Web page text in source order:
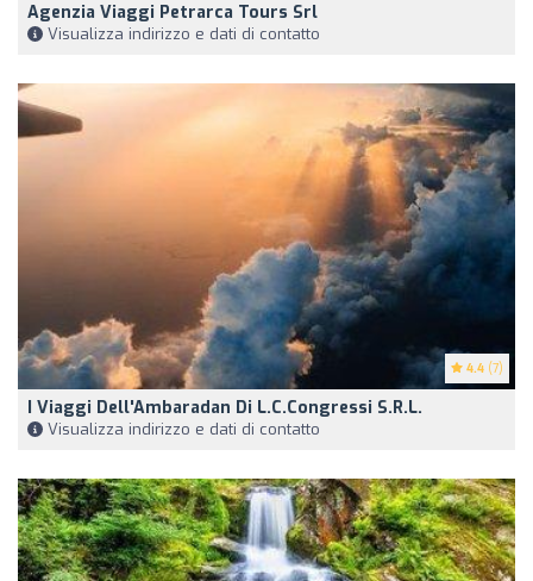
Agenzia Viaggi Petrarca Tours Srl
Visualizza indirizzo e dati di contatto
4.4 (7)
I Viaggi Dell'Ambaradan Di L.C.Congressi S.r.l.
Visualizza indirizzo e dati di contatto